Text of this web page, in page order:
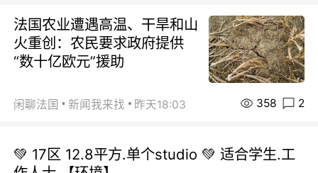
法国农业遭遇高温、干旱和山
火重创：农民要求政府提供
“数十亿欧元”援助
闲聊法国 新闻我来找 昨天18:03 358 2
💚 17区 12.8平方.单个studio 💚 适合学生.工